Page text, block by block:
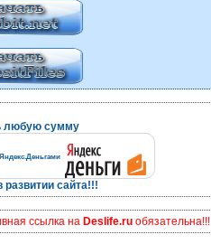
любую сумму
сайта!!!
ссылка на Deslife.ruобязательна!!!